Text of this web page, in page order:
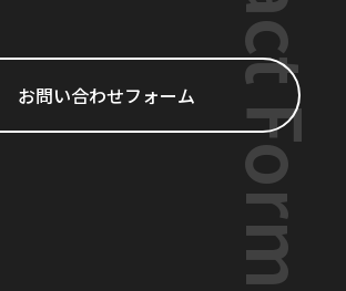
お問い合わせフォーム